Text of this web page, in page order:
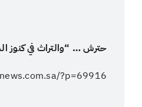
حترش … “والتراث في كنوز
?p=69916